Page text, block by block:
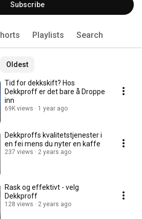
Subscribe
Playlists Search
Oldest
Tid for dekkskift? Hos
Dekkproff er det bare å Droppe
inn
69K views 1 year ago
Dekkproffs kvalitetstjenester i
en fei mens du nyter en kaffe
237 views 2 years ago
Rask og effektivt - velg
Dekkproff
128 views 2 years ago